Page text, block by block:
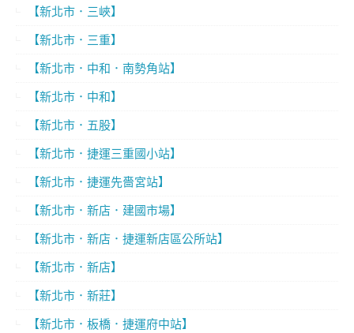
【新北市．三峽】
【新北市．三重】
【新北市．中和．南勢角站】
【新北市．中和】
【新北市．五股】
【新北市．捷運三重國小站】
【新北市．捷運先嗇宮站】
【新北市．新店．建國市場】
【新北市．新店．捷運新店區公所站】
【新北市．新店】
【新北市．新莊】
【新北市．板橋．捷運府中站】